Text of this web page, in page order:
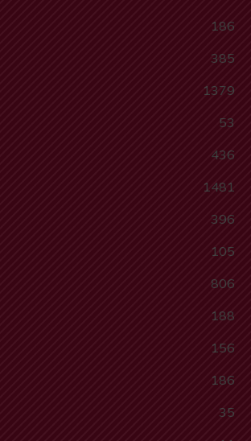
186
385
1379
53
436
1481
396
105
806
188
156
186
35